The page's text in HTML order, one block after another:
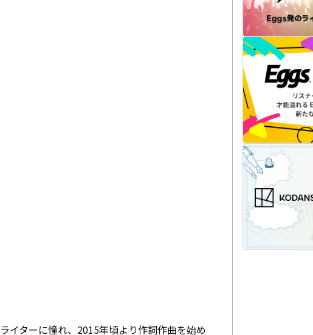
イターに憧れ、2015年頃より作詞作曲を始め